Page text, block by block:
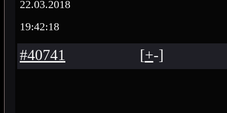
22.03.2018
19:42:18
#40741 [+-]